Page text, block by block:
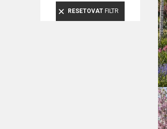
RESETOVATFILTR